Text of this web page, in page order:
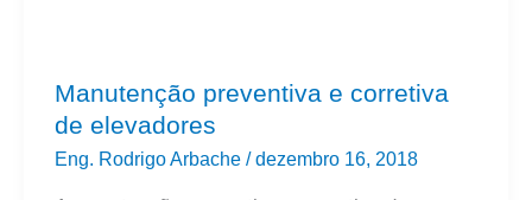
Manutenção preventiva e corretiva
de elevadores
Eng. Rodrigo Arbache /dezembro 16, 2018